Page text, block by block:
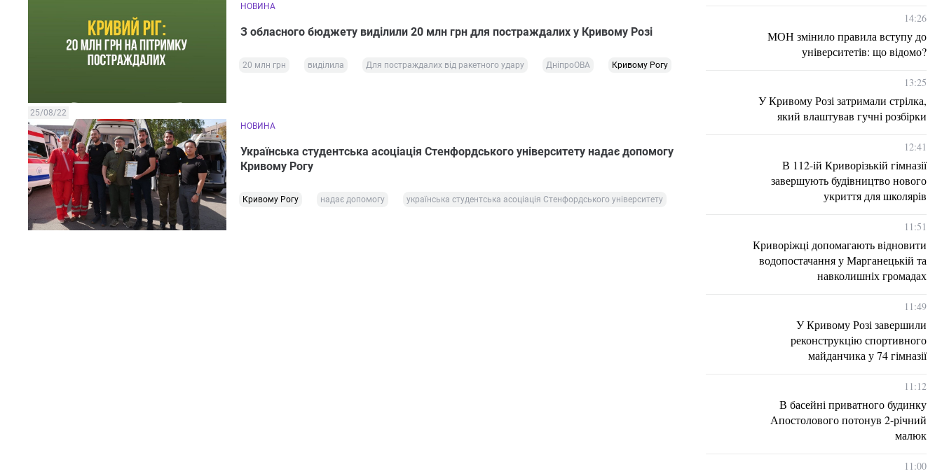
НОВИНА
З обласного бюджету виділили 20 млн грн для постраждалих у Кривому Розі
20 млн грн виділила Для постраждалих від ракетного удару ДніпроОВА Кривому Рогу
25/08/22
НОВИНА
Українська студентська асоціація Стенфордського університету надає допомогу
Кривому Рогу
Кривому Рогу надає допомогу українська студентська асоціація Стенфордського університету
14:26
МОН змінило правила вступу до
університетів: що відомо?
13:25
У Кривому Розі затримали стрілка,
який влаштував гучні розбірки
12:41
В 112-ій Криворізькій гімназії
завершують будівництво нового
укриття для школярів
11:51
Криворіжці допомагають відновити
водопостачання у Марганецькій та
навколишніх громадах
11:49
У Кривому Розі завершили
реконструкцію спортивного
майданчика у 74 гімназії
11:12
В басейні приватного будинку
Апостолового потонув 2-річний
малюк
11:00